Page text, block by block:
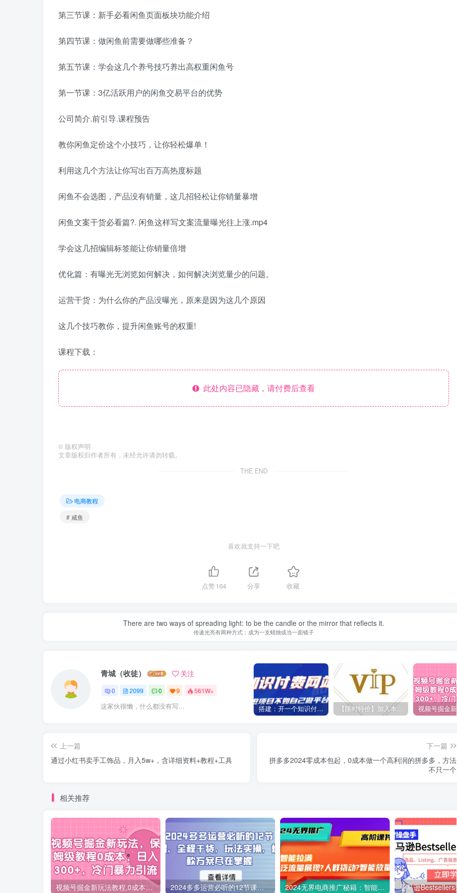
第三节课：新手必看闲鱼页面板块功能介绍
第四节课：做闲鱼前需要做哪些准备？
第五节课：学会这几个养号技巧养出高权重闲鱼号
第一节课：3亿活跃用户的闲鱼交易平台的优势
公司简介.前引导.课程预告
教你闲鱼定价这个小技巧，让你轻松爆单！
利用这几个方法让你写出百万高热度标题
闲鱼不会选图，产品没有销量，这几招轻松让你销量暴增
闲鱼文案干货必看篇?. 闲鱼这样写文案流量曝光往上涨.mp4
学会这几招编辑标签能让你销量倍增
优化篇：有曝光无浏览如何解决，如何解决浏览量少的问题。
运营干货：为什么你的产品没曝光，原来是因为这几个原因
这几个技巧教你，提升闲鱼账号的权重!
课程下载：
此处内容已隐藏，请付费后查看
© 版权声明
文章版权归作者所有，未经允许请勿转载。
THE END
电商教程
# 咸鱼
喜欢就支持一下吧
点赞164 分享 收藏
There are two ways of spreading light: to be the candle or the mirror that reflects it.
传递光亮有两种方式：成为一支蜡烛或当一面镜子
青城（收徒） 关注
0 2099 0 9 561W+
这家伙很懒，什么都没有写... 搭建：开一个知识付费资源网站，24小时全自动赚钱！ 【限时特价】加入本站VIP会员，海量最新各大团队网赚内部教程全免费，每天持续更新！
上一篇
通过小红书卖手工饰品，月入5w+，含详细资料+教程+工具
下一篇
拼多多2024零成本包起，0成本做一个高利润的拼多多，方法
不只一个
相关推荐
视频号掘金新玩法教程,0成本，日入300+，冷门暴力引流 2024多多运营必听的12节课，全程干货，玩法实操，爆款方案尽在掌握 2024无界电商推广秘籍：智能拉满，泛流量展现→人群撬动→智能放量-45节